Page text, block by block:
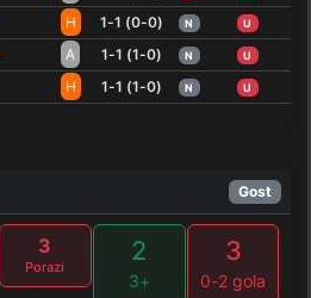
H 1-1 (0-0) N U
A 1-1 (1-0) N U
H 1-1 (1-0) N U
Gost
3
Porazi
2
3+
3
0-2 gola